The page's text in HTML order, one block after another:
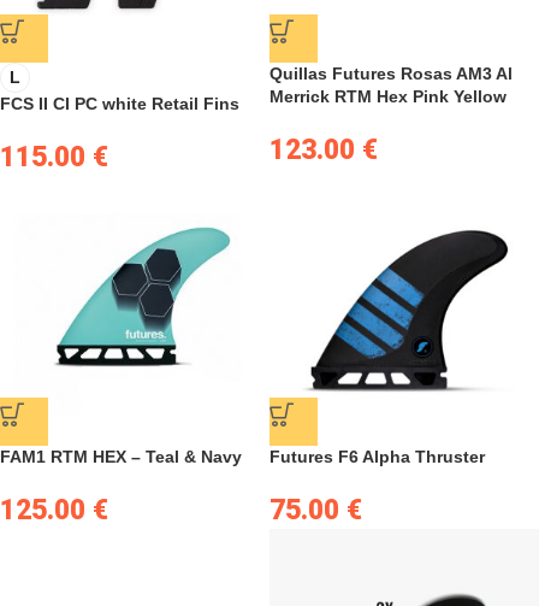
L
FCS II CI PC white Retail Fins
115.00 €
Quillas Futures Rosas AM3 Al
Merrick RTM Hex Pink Yellow
123.00 €
FAM1 RTM HEX – Teal & Navy
125.00 €
Futures F6 Alpha Thruster
75.00 €